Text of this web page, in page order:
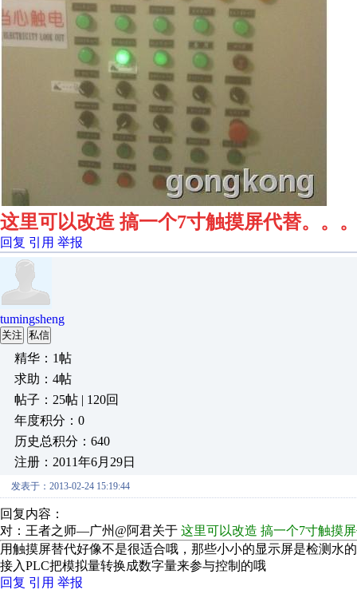
这里可以改造 搞一个7寸触摸屏代替。。
回复 引用 举报
tumingsheng
关注 私信
精华：1帖
求助：4帖
帖子：25帖 | 120回
年度积分：0
历史总积分：640
注册：2011年6月29日
发表于：2013-02-24 15:19:44
回复内容：
对：王者之师—广州@阿君关于 这里可以改造 搞一个7寸触摸
用触摸屏替代好像不是很适合哦，那些小小的显示屏是检测水
接入PLC把模拟量转换成数字量来参与控制的哦
回复 引用 举报